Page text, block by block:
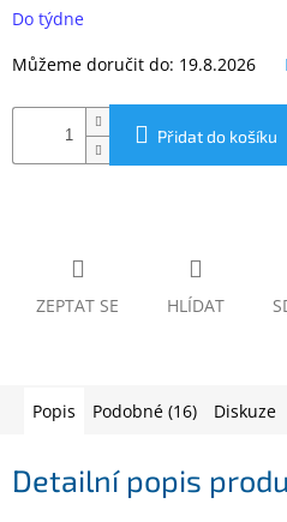
www.inpraise.cz
Gaming
Telefony
Velké
cena:
Do týdne
Můžeme doručit do: 19.8.2026
Přidat do košíku
ZEPTAT SE HLÍDAT
Popis Podobné (16) Diskuze
Detailní popis